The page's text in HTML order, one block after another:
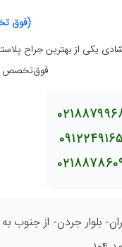
(فوق
یکی از بهترین جراح
فوق‌تخصص
بلوار جردن- از جنوب